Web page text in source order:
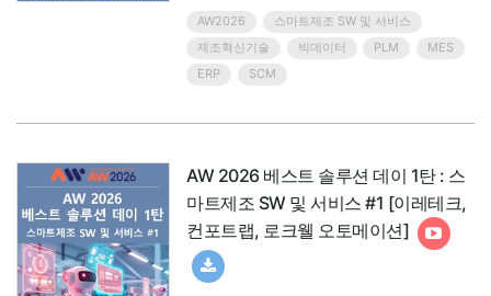
다.지금까지 전시회를 통해 소개되는 제품과 솔루션,
기술은 우리 기업을 탄탄하게 하고 글로벌 시장의 차
별화된 경쟁력을 갖게 했으며,궁극적으로 우리 산업
중으로 소개할 수 있는 온라인 세미나‘베스트솔루션
AW2026
스마트제조 SW 및 서비스
제조혁신기술
빅데이터 PLM
MES
ERP
SCM
AW 2026 베스트 솔루션 데이 1탄 : 스
마트제조 SW 및 서비스 #1 [이레테크,
컨포트랩, 로크웰 오토메이션]